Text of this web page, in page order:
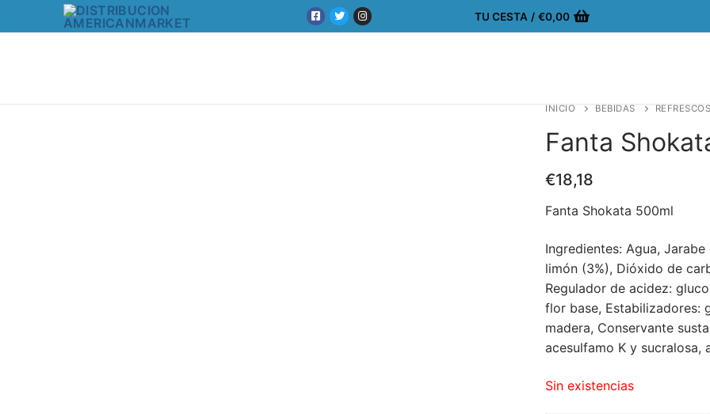
TU CESTA / €0,00
INICIO BEBIDAS
Fanta
€18,18
Fanta Shokata 500ml
Ingredientes: Agua,
limón (3%), Dióxido de
Regulador de acidez:
flor base, Estabilizadores:
madera, Conservante
acesulfamo K y
Sin existencias